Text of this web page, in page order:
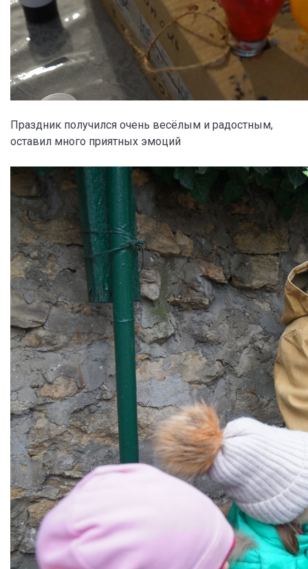
Праздник получился очень весёлым и радостным,
оставил много приятных эмоций